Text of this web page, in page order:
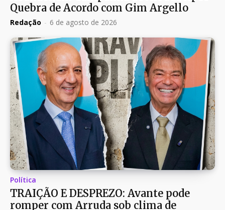
Quebra de Acordo com Gim Argello
Redação - 6 de agosto de 2026
Política
TRAIÇÃO E DESPREZO: Avante pode
romper com Arruda sob clima de